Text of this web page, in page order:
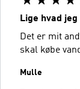
Lige hvad
Det er mit
skal købe
Mulle